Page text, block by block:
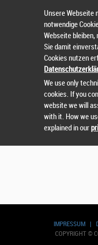
IMPRESSUM|
COPYRIGHT ©
Nutzernameoder
Sie können sich nicht
unter:sts@runtix.com
Unsere Webseite
notwendige
Webseite bleiben,
Sie damit
Cookies nutzen
We use only
cookies. If you
website we will
with it. How we
explained in our